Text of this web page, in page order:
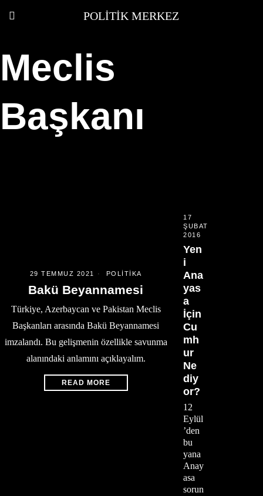
POLITIK MERKEZ
Meclis
Başkanı
29 TEMMUZ 2021 POLITIKA
Bakü Beyannamesi
Türkiye, Azerbaycan ve Pakistan Meclis
Başkanları arasında Bakü Beyannamesi
imzalandı. Bu gelişmenin özellikle savunma
alanındaki anlamını açıklayalım.
READ MORE
17
ŞUBAT
2016
Yen
i
Ana
yas
a
İçin
Cu
mh
ur
Ne
diy
or?
12
Eylül
’den
bu
yana
Anay
asa
sorun